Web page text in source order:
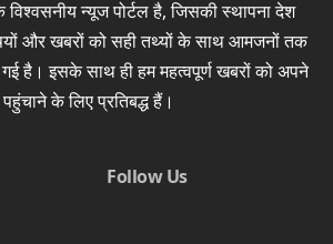
न्यूज पोर्टल है, जिसकी स्थापना देश
और खबरों को सही तथ्यों के साथ आमजनों तक
है। इसके साथ ही हम महत्वपूर्ण खबरों को अपने
के लिए प्रतिबद्ध हैं।
Follow Us